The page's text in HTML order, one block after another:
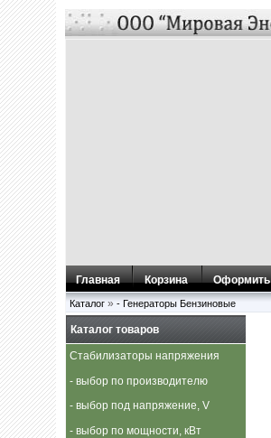
Главная Корзина Оформить
Каталог » - Генераторы Бензиновые
Каталог товаров
Стабилизаторы напряжения
- выбор по производителю
- выбор под напряжение, V
- выбор по мощности, кВт